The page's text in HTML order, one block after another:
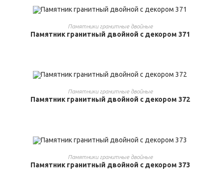
Памятники гранитные двойные
Памятник гранитный двойной с декором 371
Памятники гранитные двойные
Памятник гранитный двойной с декором 372
Памятники гранитные двойные
Памятник гранитный двойной с декором 373